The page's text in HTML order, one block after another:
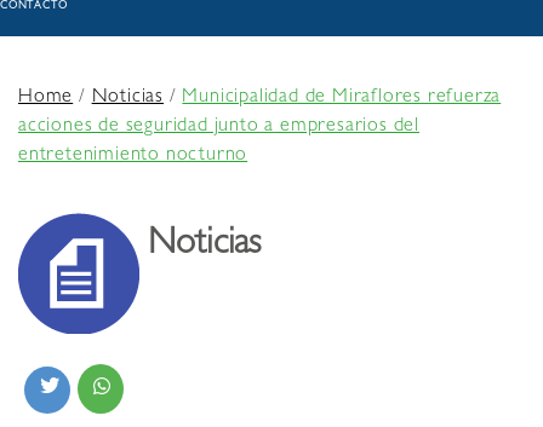
CONTACTO
Home/Noticias /Municipalidad de Miraflores refuerza
acciones de seguridad junto a empresarios del
entretenimiento nocturno
Noticias